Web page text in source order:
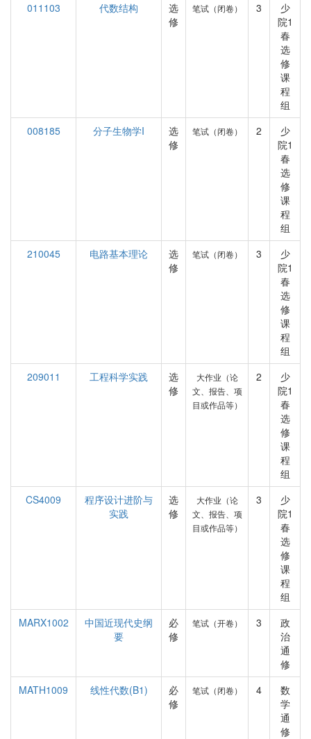
011103
代数结构
选
修
笔试（闭卷） 3
少
院1
春
选
修
课
程
组
008185
分子生物学I
选
修
笔试（闭卷） 2
少
院1
春
选
修
课
程
组
210045
电路基本理论
选
修
笔试（闭卷） 3
少
院1
春
选
修
课
程
组
209011
工程科学实践
选
修
大作业（论
文、报告、项
目或作品等）
2
少
院1
春
选
修
课
程
组
CS4009
程序设计进阶与
实践
选
修
大作业（论
文、报告、项
目或作品等）
3
少
院1
春
选
修
课
程
组
MARX1002
中国近现代史纲
要
必
修
笔试（开卷） 3
政
治
通
修
MATH1009
线性代数(B1)
必
修
笔试（闭卷） 4
数
学
通
修